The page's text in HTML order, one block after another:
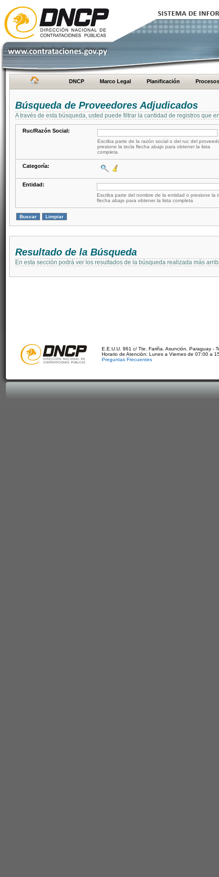
DNCP Marco Legal Planificación Procesos
Búsqueda de Proveedores Adjudicados
A través de esta búsqueda, usted puede filtrar la cantidad de registros que
Ruc/Razón Social:
Escriba parte de la razón social o del ruc del
presione la tecla flecha abajo para obtener la lista
completa
Categoría:
Entidad:
Escriba parte del nombre de la entidad o presione la
flecha abajo para obtener la lista completa
Resultado de la Búsqueda
En esta sección podrá ver los resultados de la búsqueda realizada más
E.E.U.U. 961 c/ Tte. Fariña. Asunción, Paraguay -
Horario de Atención: Lunes a Viernes de 07:00 a
Preguntas Frecuentes